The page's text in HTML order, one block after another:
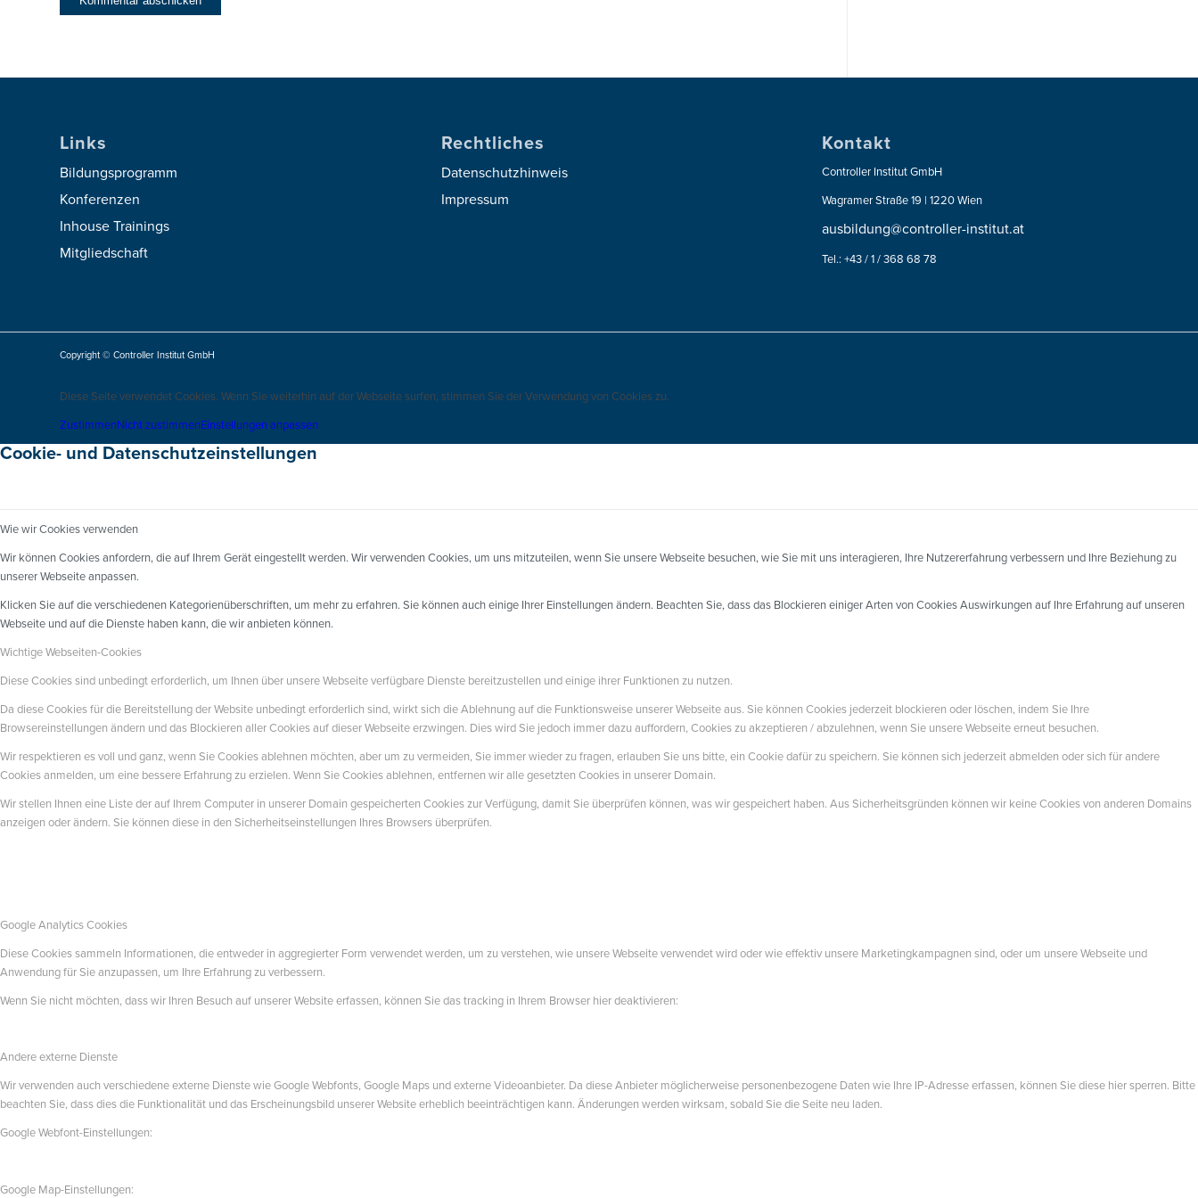
Links
Bildungsprogramm
Konferenzen
Inhouse Trainings
Mitgliedschaft
Rechtliches
Datenschutzhinweis
Impressum
Kontakt
Controller Institut GmbH
Wagramer Straße 19 | 1220 Wien
ausbildung@controller-institut.at
Tel.: +43 / 1 / 368 68 78
Copyright © Controller Institut GmbH
Diese Seite verwendet Cookies. Wenn Sie weiterhin auf der Webseite surfen, stimmen Sie der Verwendung von Cookies zu.
ZustimmenNicht zustimmenEinstellungen anpassen
Cookie- und Datenschutzeinstellungen
Wie wir Cookies verwenden
Wir können Cookies anfordern, die auf Ihrem Gerät eingestellt werden. Wir verwenden Cookies, um uns mitzuteilen, wenn Sie unsere Webseite besuchen, wie Sie mit uns interagieren, Ihre Nutzererfahrung verbessern und Ihre Beziehung zu
unserer Webseite anpassen.
Klicken Sie auf die verschiedenen Kategorienüberschriften, um mehr zu erfahren. Sie können auch einige Ihrer Einstellungen ändern. Beachten Sie, dass das Blockieren einiger Arten von Cookies Auswirkungen auf Ihre Erfahrung auf unseren
Webseite und auf die Dienste haben kann, die wir anbieten können.
Wichtige Webseiten-Cookies
Diese Cookies sind unbedingt erforderlich, um Ihnen über unsere Webseite verfügbare Dienste bereitzustellen und einige ihrer Funktionen zu nutzen.
Da diese Cookies für die Bereitstellung der Website unbedingt erforderlich sind, wirkt sich die Ablehnung auf die Funktionsweise unserer Webseite aus. Sie können Cookies jederzeit blockieren oder löschen, indem Sie Ihre
Browsereinstellungen ändern und das Blockieren aller Cookies auf dieser Webseite erzwingen. Dies wird Sie jedoch immer dazu auffordern, Cookies zu akzeptieren / abzulehnen, wenn Sie unsere Webseite erneut besuchen.
Wir respektieren es voll und ganz, wenn Sie Cookies ablehnen möchten, aber um zu vermeiden, Sie immer wieder zu fragen, erlauben Sie uns bitte, ein Cookie dafür zu speichern. Sie können sich jederzeit abmelden oder sich für andere
Cookies anmelden, um eine bessere Erfahrung zu erzielen. Wenn Sie Cookies ablehnen, entfernen wir alle gesetzten Cookies in unserer Domain.
Wir stellen Ihnen eine Liste der auf Ihrem Computer in unserer Domain gespeicherten Cookies zur Verfügung, damit Sie überprüfen können, was wir gespeichert haben. Aus Sicherheitsgründen können wir keine Cookies von anderen Domains
anzeigen oder ändern. Sie können diese in den Sicherheitseinstellungen Ihres Browsers überprüfen.
Google Analytics Cookies
Diese Cookies sammeln Informationen, die entweder in aggregierter Form verwendet werden, um zu verstehen, wie unsere Webseite verwendet wird oder wie effektiv unsere Marketingkampagnen sind, oder um unsere Webseite und
Anwendung für Sie anzupassen, um Ihre Erfahrung zu verbessern.
Wenn Sie nicht möchten, dass wir Ihren Besuch auf unserer Website erfassen, können Sie das tracking in Ihrem Browser hier deaktivieren:
Andere externe Dienste
Wir verwenden auch verschiedene externe Dienste wie Google Webfonts, Google Maps und externe Videoanbieter. Da diese Anbieter möglicherweise personenbezogene Daten wie Ihre IP-Adresse erfassen, können Sie diese hier sperren. Bitte
beachten Sie, dass dies die Funktionalität und das Erscheinungsbild unserer Website erheblich beeinträchtigen kann. Änderungen werden wirksam, sobald Sie die Seite neu laden.
Google Webfont-Einstellungen:
Google Map-Einstellungen: